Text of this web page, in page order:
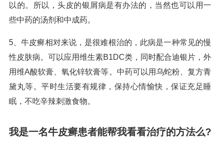
以的。所以，头皮的银屑病是有办法的，当然也可以用一
些中药的汤剂和中成药。
5、牛皮癣相对来说，是很难根治的，此病是一种常见的慢
性皮肤病。可以应用维生素B1DC类，同时配合迪银片，外
用维A酸软膏、氧化锌软膏等。中药可以用乌蛇粉、复方青
黛丸等。平时生活要有规律，保持心情愉快，保证充足睡
眠，不吃辛辣刺激食物。
我是一名牛皮癣患者能帮我看看治疗的方法么?